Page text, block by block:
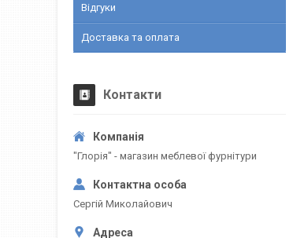
Відгуки
Доставка та оплата
Контакти
"Глорія" - магазин меблевої фурнітури
Сергій Миколайович